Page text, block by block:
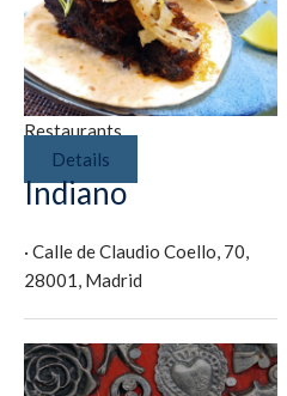
Restaurants
Details
Indiano
· Calle de Claudio Coello, 70,
28001, Madrid